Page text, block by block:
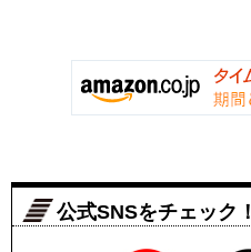
公式SNSをチェック！